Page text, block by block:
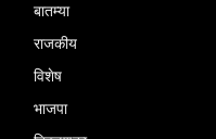
बातम्या
राजकीय
विशेष
भाजपा